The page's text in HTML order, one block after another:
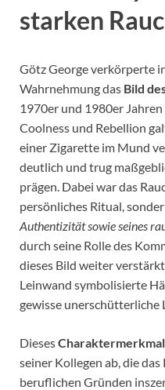
starken
Götz George verkörperte
Wahrnehmung das Bild
1970er und 1980er
Coolness und Rebellion
einer Zigarette im Mund
deutlich und trug
prägen. Dabei war das
persönliches Ritual,
Authentizität sowie seines
durch seine Rolle des
dieses Bild weiter
Leinwand symbolisierte
gewisse unerschütterliche
DiesesCharaktermerkmal
seiner Kollegen ab, die
beruflichen Gründen